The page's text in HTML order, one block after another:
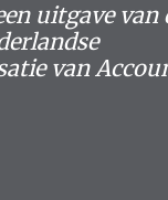
uitgave van
van